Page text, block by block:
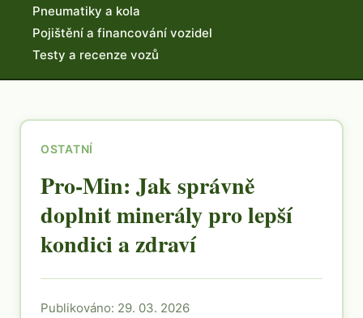
Pneumatiky a kola
Pojištění a financování vozidel
Testy a recenze vozů
OSTATNÍ
Pro-Min: Jak správně
doplnit minerály pro lepší
kondici a zdraví
Publikováno: 29. 03. 2026